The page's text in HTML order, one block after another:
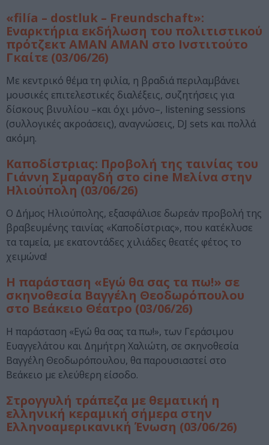
«filía – dostluk – Freundschaft»:
Εναρκτήρια εκδήλωση του πολιτιστικού
πρότζεκτ ΑΜΑΝ ΑΜΑΝ στο Ινστιτούτο
Γκαίτε (03/06/26)
Με κεντρικό θέμα τη φιλία, η βραδιά περιλαμβάνει
μουσικές επιτελεστικές διαλέξεις, συζητήσεις για
δίσκους βινυλίου –και όχι μόνο–, listening sessions
(συλλογικές ακροάσεις), αναγνώσεις, DJ sets και πολλά
ακόμη.
Καποδίστριας: Προβολή της ταινίας του
Γιάννη Σμαραγδή στο cine Μελίνα στην
Ηλιούπολη (03/06/26)
Ο Δήμος Ηλιούπολης, εξασφάλισε δωρεάν προβολή της
βραβευμένης ταινίας «Καποδίστριας», που κατέκλυσε
τα ταμεία, με εκατοντάδες χιλιάδες θεατές φέτος το
χειμώνα!
Η παράσταση «Εγώ θα σας τα πω!» σε
σκηνοθεσία Βαγγέλη Θεοδωρόπουλου
στο Βεάκειο Θέατρο (03/06/26)
Η παράσταση «Εγώ θα σας τα πω!», των Γεράσιμου
Ευαγγελάτου και Δημήτρη Χαλιώτη, σε σκηνοθεσία
Βαγγέλη Θεοδωρόπουλου, θα παρουσιαστεί στο
Βεάκειο με ελεύθερη είσοδο.
Στρογγυλή τράπεζα με θεματική η
ελληνική κεραμική σήμερα στην
Ελληνοαμερικανική Ένωση (03/06/26)